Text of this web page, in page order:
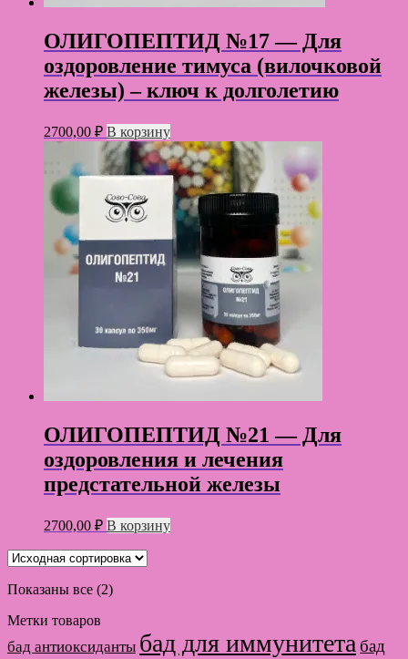
ОЛИГОПЕПТИД №17 — Для
оздоровление тимуса (вилочковой
железы) – ключ к долголетию
2700,00 ₽ В корзину
ОЛИГОПЕПТИД №21 — Для
оздоровления и лечения
предстательной железы
2700,00 ₽ В корзину
Показаны все (2)
Метки товаров
бад антиоксиданты бад для иммунитета бад